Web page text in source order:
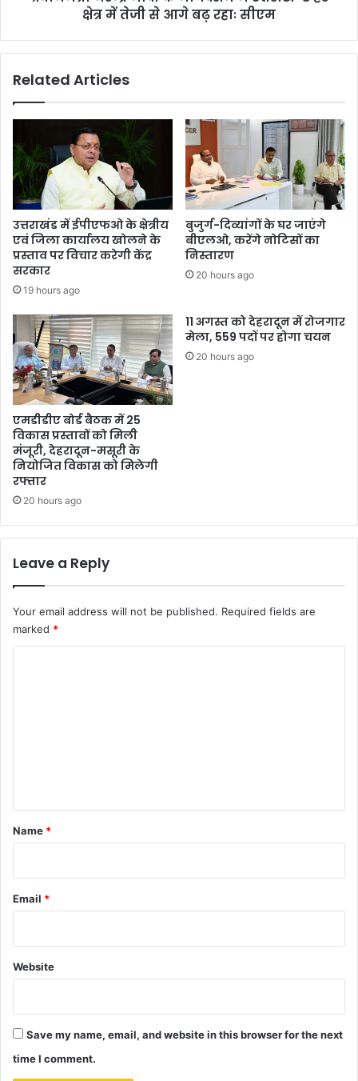
र्श
त्त
रा
ख
ण्ड
र
क्षे
त्र
जी
से
आ
गे
ब
र
हाः
सी
ए
म
क्षेत्र में तेजी से आगे बढ़ रहाः सीएम
Related Articles
उत्तराखंड में ईपीएफओ के क्षेत्रीय
एवं जिला कार्यालय खोलने के
प्रस्ताव पर विचार करेगी केंद्र
सरकार
19 hours ago
बुजुर्ग-दिव्यांगों के घर जाएंगे
बीएलओ, करेंगे नोटिसों का
निस्तारण
20 hours ago
एमडीडीए बोर्ड बैठक में 25
विकास प्रस्तावों को मिली
मंजूरी, देहरादून-मसूरी के
नियोजित विकास को मिलेगी
रफ्तार
20 hours ago
11 अगस्त को देहरादून में रोजगार
मेला, 559 पदों पर होगा चयन
20 hours ago
Leave a Reply
Your email address will not be published. Required fields are
marked *
*
Name *
Email *
Website
Save my name, email, and website in this browser for the next
time I comment.